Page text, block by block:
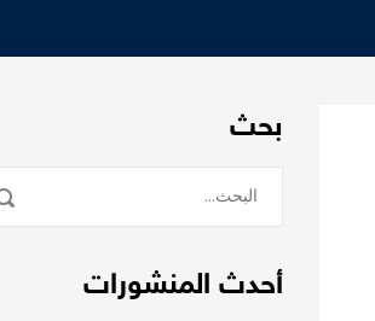
بحث
أحدث المنشورات